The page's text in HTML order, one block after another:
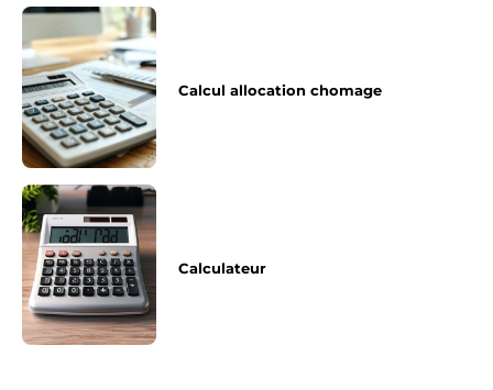
Calcul allocation chomage
Calculateur